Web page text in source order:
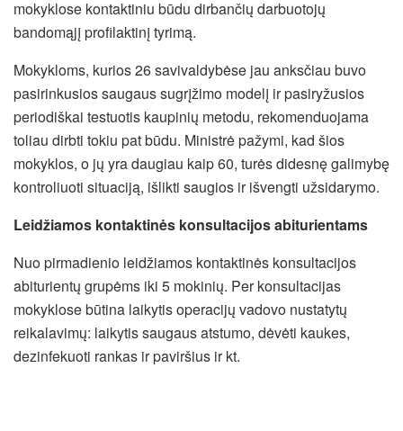
mokyklose kontaktiniu būdu dirbančių darbuotojų
bandomąjį profilaktinį tyrimą.
Mokykloms, kurios 26 savivaldybėse jau anksčiau buvo
pasirinkusios saugaus sugrįžimo modelį ir pasiryžusios
periodiškai testuotis kaupinių metodu, rekomenduojama
toliau dirbti tokiu pat būdu. Ministrė pažymi, kad šios
mokyklos, o jų yra daugiau kaip 60, turės didesnę galimybę
kontroliuoti situaciją, išlikti saugios ir išvengti užsidarymo.
Leidžiamos kontaktinės konsultacijos abiturientams
Nuo pirmadienio leidžiamos kontaktinės konsultacijos
abiturientų grupėms iki 5 mokinių. Per konsultacijas
mokyklose būtina laikytis operacijų vadovo nustatytų
reikalavimų: laikytis saugaus atstumo, dėvėti kaukes,
dezinfekuoti rankas ir paviršius ir kt.